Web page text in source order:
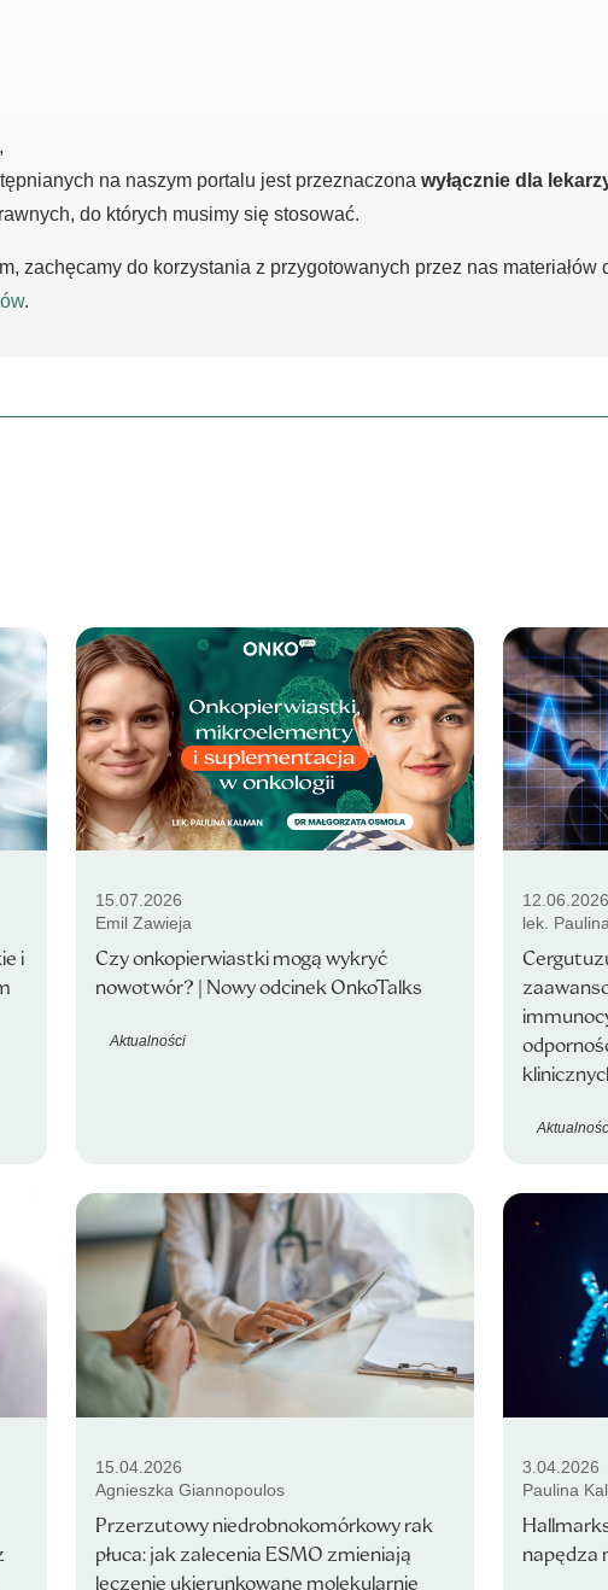
na naszym portalu jest przeznaczona wyłącznie dla
do których musimy się stosować.
zachęcamy do korzystania z przygotowanych przez nas materiałów
.
i
15.07.2026
Emil Zawieja
Czy onkopierwiastki mogą wykryć
nowotwór? | Nowy odcinek OnkoTalks
Aktualności
12.06.2026
lek.
15.04.2026
Agnieszka Giannopoulos
Przerzutowy niedrobnokomórkowy rak
płuca: jak zalecenia ESMO zmieniają
leczenie ukierunkowane molekularnie
3.04.2026
Paulina
napędza